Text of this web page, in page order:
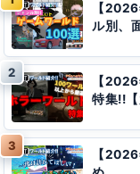
【
ル別、
【
特集!!【
【